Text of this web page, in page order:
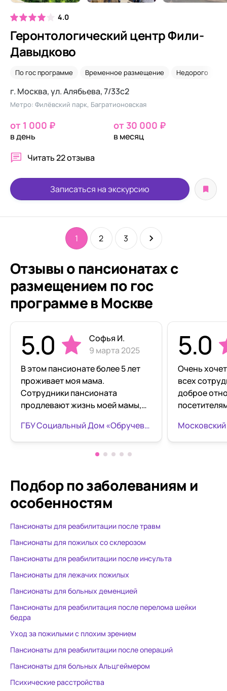
4.0
Геронтологический центр Фили-
Давыдково
По гос программе Временное размещение Недорого
г. Москва, ул. Алябьева, 7/33с2
Метро: Филёвский парк, Багратионовская
от 1 000 ₽
в день
от 30 000 ₽
в месяц
Читать22 отзыва
Записаться на экскурсию
1 2 3
Отзывы о пансионатах с
размещением по гос
программе в Москве
5.0
Софья И.
9 марта 2025
В этом пансионате более 5 лет
проживает моя мама.
Сотрудники пансионата
продлевают жизнь моей мамы,
помощь во всех
обстоятельствах. Навещая маму,
я всегда вижу ее в хорошем
ухоженная, накормленная.
Постоянно маму задействуют в
различные занятия. Дома мама
советские фильмы. Огромная
благодарность заведующей
Алле Вадимовне Волковской,
старшей медсестре Ирине
Владимировне Бакутовой за
профессионализм. Также
выражаю благодарность
психологу Ксении
Владимировне, реабилитологу
Елене Николаевне за
интересные занятия, тренинги и
настроение мамы,
ГБУ Социальный Дом «Обручевский» «Тропарёво»
5.0
Очень
всех
доброе
Отдыхали в
время
снова ощутить радость
Подбор по заболеваниям и
особенностям
Пансионаты для реабилитации после травм
Пансионаты для пожилых со склерозом
Пансионаты для реабилитации после инсульта
Пансионаты для лежачих пожилых
Пансионаты для больных деменцией
Пансионаты для реабилитация после перелома шейки
бедра
Уход за пожилыми с плохим зрением
Пансионаты для реабилитации после операций
Пансионаты для больных Альцгеймером
Психические расстройства